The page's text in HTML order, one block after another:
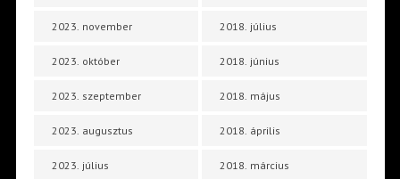
2023. november
2023. október
2023. szeptember
2023. augusztus
2023. július
2018. július
2018. június
2018. május
2018. április
2018. március